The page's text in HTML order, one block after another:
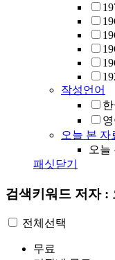
작성언어
영
오늘 본 자
오늘
패싯닫기
검색키워드 저자 :
전체선택
무료